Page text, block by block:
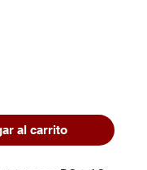
al carrito